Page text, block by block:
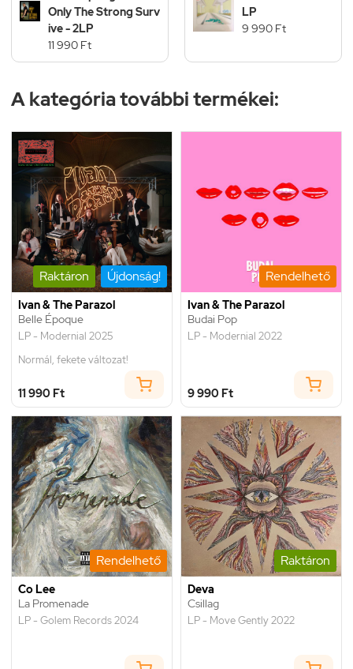
Only The Strong Surv
ive - 2LP
11 990 Ft
LP
9 990 Ft
A kategória további termékei:
Raktáron Újdonság!
Ivan & The Parazol
Belle Époque
LP - Modernial 2025
Normál, fekete változat!
11 990 Ft
Rendelhető
Ivan & The Parazol
Budai Pop
LP - Modernial 2022
9 990 Ft
Rendelhető
Co Lee
La Promenade
LP - Golem Records 2024
Raktáron
Deva
Csillag
LP - Move Gently 2022